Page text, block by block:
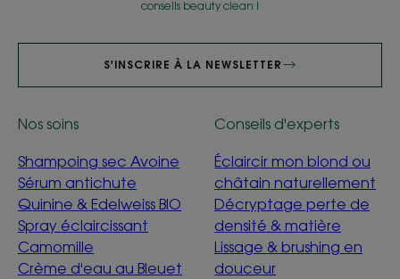
conseils beauty clean !
S'INSCRIRE À LA NEWSLETTER
Nos soins
Shampoing sec Avoine
Sérum antichute
Quinine & Edelweiss BIO
Spray éclaircissant
Camomille
Crème d'eau au Bleuet
Conseils d'experts
Éclaircir mon blond ou
châtain naturellement
Décryptage perte de
densité & matière
Lissage & brushing en
douceur